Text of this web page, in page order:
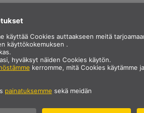
Halkaisija 3.2 cm
Nettopaino